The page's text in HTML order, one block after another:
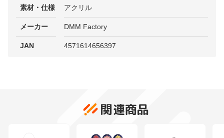
素材・仕様 アクリル
メーカー DMM Factory
JAN 4571614656397
関連商品